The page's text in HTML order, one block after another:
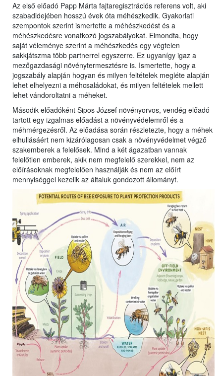
Az első előadó Papp Márta fajtaregisztrációs referens volt, aki
szabadidejében hosszú évek óta méhészkedik. Gyakorlati
szempontok szerint ismertette a méhészkedést és a
méhészkedésre vonatkozó jogszabályokat. Elmondta, hogy
saját véleménye szerint a méhészkedés egy végtelen
sakkjátszma több partnerrel egyszerre. Ez ugyanígy igaz a
mezőgazdasági növénytermesztésre is. Ismertette, hogy a
jogszabály alapján hogyan és milyen feltételek megléte alapján
lehet elhelyezni a méhcsaládokat, és milyen feltételek mellett
lehet vándoroltatni a méheket.
Második előadóként Sipos József növényorvos, vendég előadó
tartott egy izgalmas előadást a növényvédelemről és a
méhmérgezésről. Az előadása során részletezte, hogy a méhek
elhullásáért nem kizárólagosan csak a növényvédelmet végző
szakemberek a felelősek. Mind a két ágazatban vannak
felelőtlen emberek, akik nem megfelelő szerekkel, nem az
előírásoknak megfelelően használják és nem az előírt
mennyiséggel kezelik az általuk gondozott állományt.